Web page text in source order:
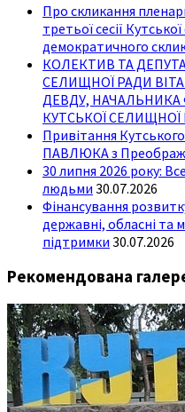
Про скликання
третьої сесії
демократичного
КОЛЕКТИВ ТА
СЕЛИЩНОЇ РАДИ
ДЕВДУ, НАЧАЛЬНИКА
КУТСЬКОЇ
Привітання
ПАВЛЮКА з
30 липня 2026 року:
людьми 30.07.2026
Фінансування
державні, обласні та
підтримки 30.07.2026
Рекомендована